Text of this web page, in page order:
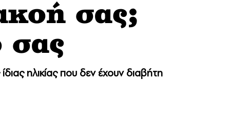
σας;
σας
ηλικίας που δεν έχουν διαβήτη